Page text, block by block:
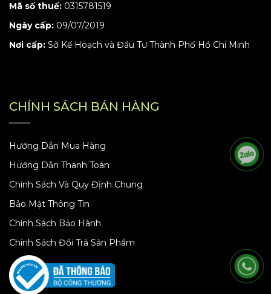
Mã số thuế: 0315781519
Ngày cấp: 09/07/2019
Nơi cấp: Sở Kế Hoạch và Đầu Tư Thành Phố Hồ Chí Minh
CHÍNH SÁCH BÁN HÀNG
Hướng Dẫn Mua Hàng
Hướng Dẫn Thanh Toán
Chính Sách Và Quy Định Chung
Bảo Mật Thông Tin
Chính Sách Bảo Hành
Chính Sách Đổi Trả Sản Phẩm